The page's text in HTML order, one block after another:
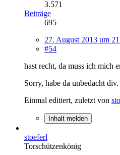
3.571
Beiträge
695
27. August 2013 um
#54
hast recht, da muss ich mich
Sorry, habe da unbedacht
Einmal editiert, zuletzt von
Inhalt melden
stoeferl
Torschützenkönig